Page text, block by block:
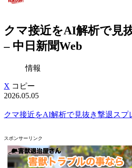
クマ接近をAI解析で見
– 中日新聞Web
情報
X コピー
2026.05.05
クマ接近をAI解析で見抜き撃退ス
スポンサーリンク